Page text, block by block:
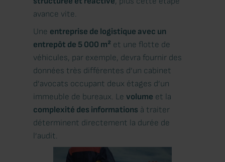
avance vite.
Une entreprise de logistique avec un
entrepôt de 5 000 m² et une flotte de
véhicules, par exemple, devra fournir des
données très différentes d’un cabinet
d’avocats occupant deux étages d’un
immeuble de bureaux. Le volume et la
complexité des informations à traiter
déterminent directement la durée de
l’audit.